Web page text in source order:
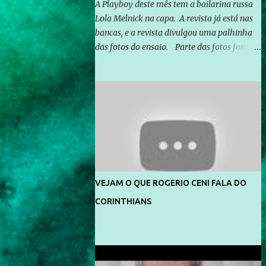
A Playboy deste mês tem a bailarina russa
Lola Melnick na capa. A revista já está nas
bancas, e a revista divulgou uma palhinha
das fotos do ensaio. Parte das fotos foram
divulga capa e primeiras fotos de Lola
Melnick - @aredacao
VEJAM O QUE ROGERIO CENI FALA DO
CORINTHIANS